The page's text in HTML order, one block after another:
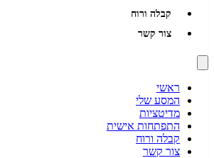
קבלה ורוח
צור קשר
ראשי
המסע שלי
מדיטציות
התפתחות אישית
קבלה ורוח
צור קשר